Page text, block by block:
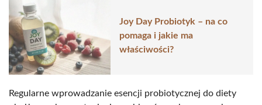
Joy Day Probiotyk – na co
pomaga i jakie ma
właściwości?
Regularne wprowadzanie esencji probiotycznej do diety